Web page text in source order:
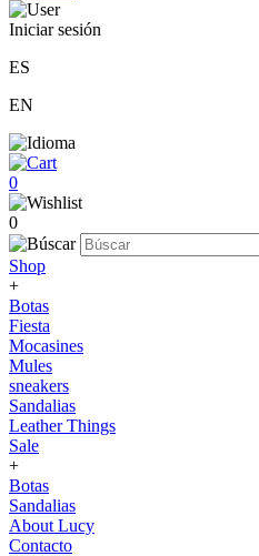
Iniciar sesión
ES
EN
0
0
Shop
+
Botas
Fiesta
Mocasines
Mules
sneakers
Sandalias
Leather Things
Sale
+
Botas
Sandalias
About Lucy
Contacto